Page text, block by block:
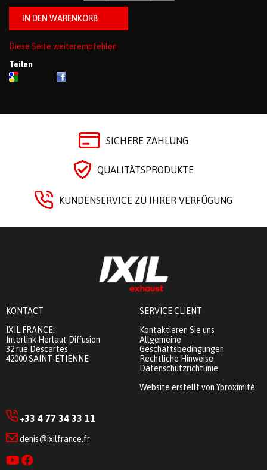
Diese Seite weiterempfehlen
Teilen
SICHERE ZAHLUNG
QUALITÄTSPRODUKTE
KUNDENSERVICE ZU IHRER VERFÜGUNG
KONTACT
IXIL FRANCE:
Interlink Herlaut Diffusion
32 rue Descartes
42000 SAINT-ETIENNE
SERVICE CLIENT
Kontaktieren Sie uns
Allgemeine
Geschäftsbedingungen
Rechtliche Hinweise
Datenschutzrichtlinie
Website erstellt von Yproximité
+33 4 77 34 33 11
denis@ixilfrance.fr